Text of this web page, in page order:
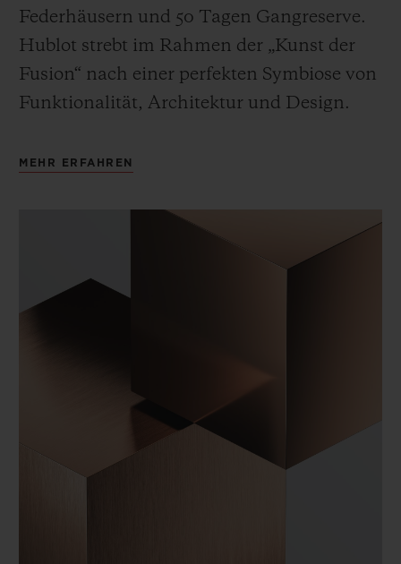
Federhäusern und 50 Tagen Gangreserve.
Hublot strebt im Rahmen der „Kunst der
Fusion“ nach einer perfekten Symbiose von
Funktionalität, Architektur und Design.
MEHR ERFAHREN